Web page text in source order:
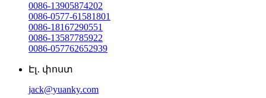
0086-13905874202
0086-0577-61581801
0086-18167290551
0086-13587785922
0086-057762652939
Էլ․ փոստ
jack@yuanky.com